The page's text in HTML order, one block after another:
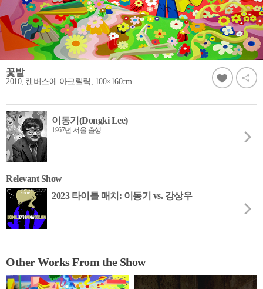
꽃밭
2010, 캔버스에 아크릴릭, 100×160cm
이동기(Dongki Lee)
1967년 서울 출생
Relevant Show
2023 타이틀 매치: 이동기 vs. 강상우
Other Works From the Show